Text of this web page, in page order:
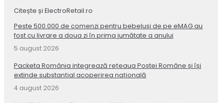
Citește și ElectroRetail.ro
Peste 500.000 de comenzi pentru bebeluși de pe eMAG au
fost cu livrare a doua zi în prima jumătate a anului
5 august 2026
Packeta România integrează rețeaua Poștei Române și își
extinde substanțial acoperirea națională
4 august 2026